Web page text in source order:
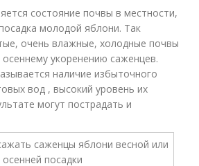
состояние почвы в местности,
молодой яблони. Так
очень влажные, холодные почвы
укоренению саженцев.
наличие избыточного
вод , высокий уровень их
могут пострадать и